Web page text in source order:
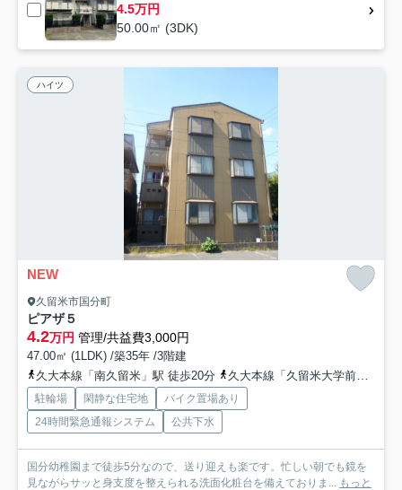
4.5万円
50.00㎡ (3DK)
ハイツ
NEW
久留米市国分町
ピアザ５
4.2万円 管理/共益費3,000円
47.00㎡ (1LDK) /築35年 /3階建
久大本線「南久留米」駅 徒歩20分
久大本線「久留米大学前」駅 徒歩28分
駐輪場 閑静な住宅地
バイク置場あり
24時間緊急通報システム
公共下水
国分幼稚園まで徒歩5分なので、送り迎えも楽です。忙しい朝でも鏡を
見ながらサッと身支度を整えられる洗面化粧台を備えておりま...
もっと